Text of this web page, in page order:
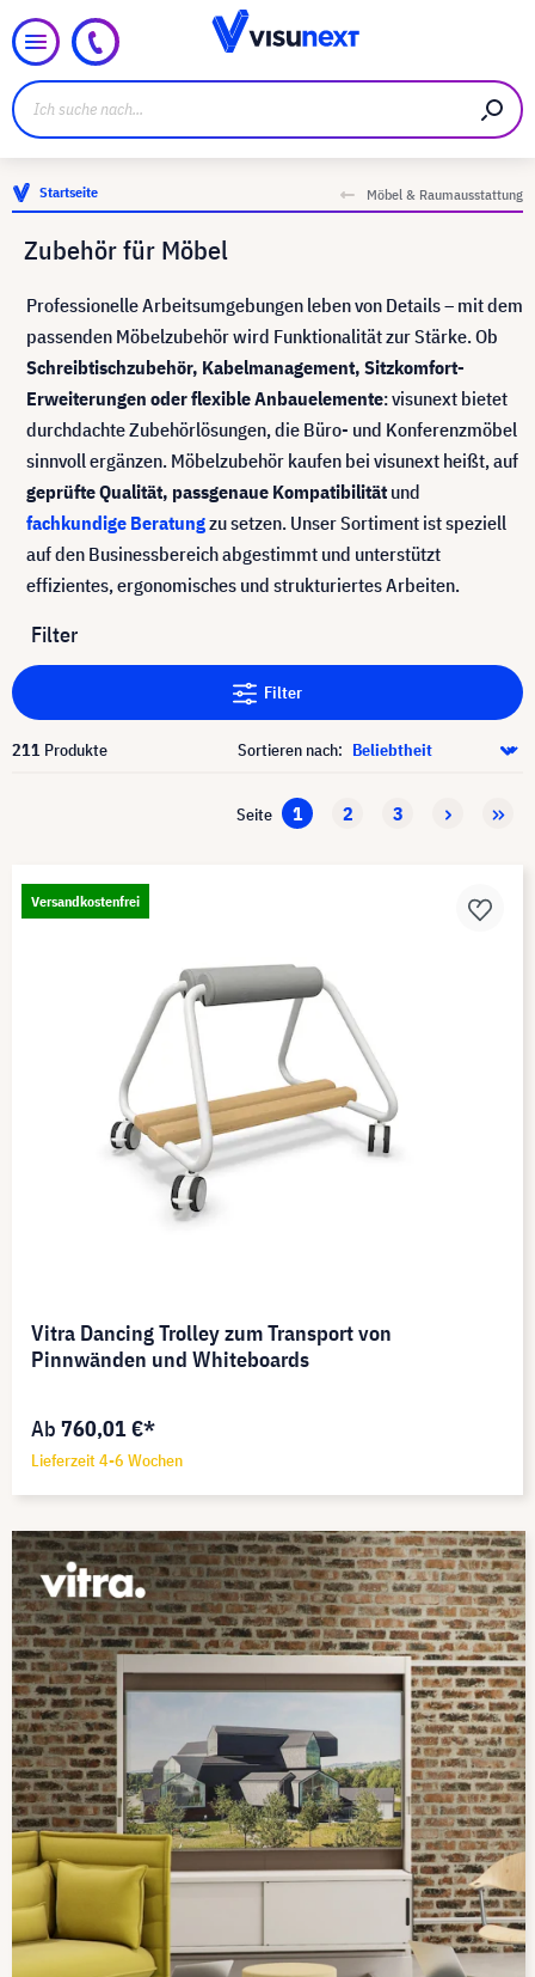
Startseite Möbel & Raumausstattung
Zubehör für Möbel
Professionelle Arbeitsumgebungen leben von Details – mit dem
passenden Möbelzubehör wird Funktionalität zur Stärke. Ob
Schreibtischzubehör, Kabelmanagement, Sitzkomfort-
Erweiterungen oder flexible Anbauelemente: visunext bietet
durchdachte Zubehörlösungen, die Büro- und Konferenzmöbel
sinnvoll ergänzen. Möbelzubehör kaufen bei visunext heißt, auf
geprüfte Qualität, passgenaue Kompatibilität und
fachkundige Beratungzu setzen. Unser Sortiment ist speziell
auf den Businessbereich abgestimmt und unterstützt
effizientes, ergonomisches und strukturiertes Arbeiten.
Filter
Filter
211 Produkte Sortieren nach:
Seite 1 2 3
Versandkostenfrei
Vitra Dancing Trolley zum Transport von
Pinnwänden und Whiteboards
Ab 760,01 €*
Lieferzeit 4-6 Wochen